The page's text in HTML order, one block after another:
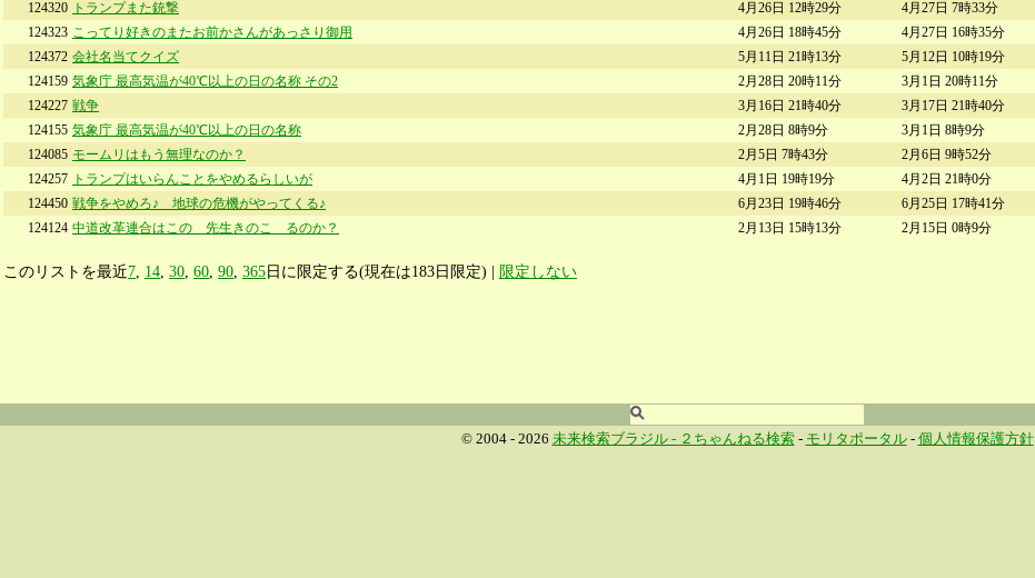
124320 トランプまた銃撃 4月26日 12時29分 4月27日 7時33分
124323 こってり好きのまたお前かさんがあっさり御用 4月26日 18時45分 4月27日 16時35分
124372 会社名当てクイズ 5月11日 21時13分 5月12日 10時19分
124159 気象庁 最高気温が40℃以上の日の名称 その2 2月28日 20時11分 3月1日 20時11分
124227 戦争 3月16日 21時40分 3月17日 21時40分
124155 気象庁 最高気温が40℃以上の日の名称 2月28日 8時9分 3月1日 8時9分
124085 モームリはもう無理なのか？ 2月5日 7時43分 2月6日 9時52分
124257 トランプはいらんことをやめるらしいが 4月1日 19時19分 4月2日 21時0分
124450 戦争をやめろ♪ 地球の危機がやってくる♪ 6月23日 19時46分 6月25日 17時41分
124124 中道改革連合はこの 先生きのこ るのか？ 2月13日 15時13分 2月15日 0時9分
このリストを最近7 14 30 60 90 365日に限定する(現在は183日限定) | 限定しない
© 2004 - 2026 未来検索ブラジル - ２ちゃんねる検索- モリタポータル- 個人情報保護方針